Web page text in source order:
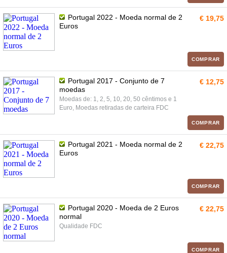
Portugal 2022 - Moeda normal de 2
Euros
€ 19,75
COMPRAR
Portugal 2017 - Conjunto de 7
moedas
Moedas de: 1, 2, 5, 10, 20, 50 cêntimos e 1
Euro, Moedas retiradas de carteira FDC
€ 12,75
COMPRAR
Portugal 2021 - Moeda normal de 2
Euros
€ 22,75
COMPRAR
Portugal 2020 - Moeda de 2 Euros
normal
Qualidade FDC
€ 22,75
COMPRAR